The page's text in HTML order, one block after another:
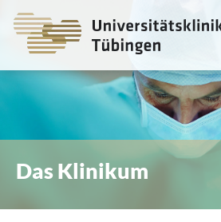
Das Klinikum